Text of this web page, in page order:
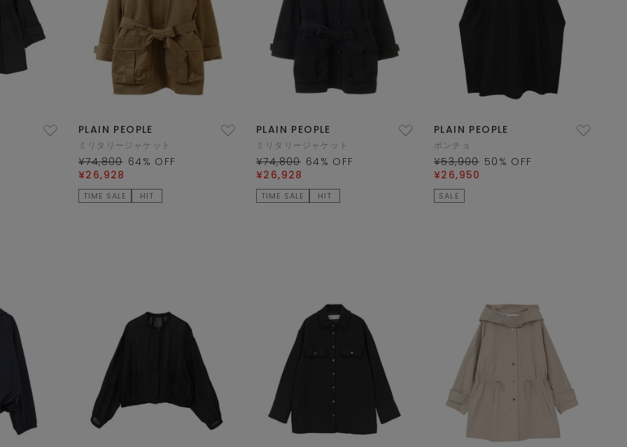
PLAIN PEOPLE
ミリタリージャケット
¥74,800 64% OFF
¥26,928
TIME SALE HIT
PLAIN PEOPLE
ミリタリージャケット
¥74,800 64% OFF
¥26,928
TIME SALE HIT
PLAIN PEOPLE
ポンチョ
¥53,900 50 % OFF
¥26,950
SALE